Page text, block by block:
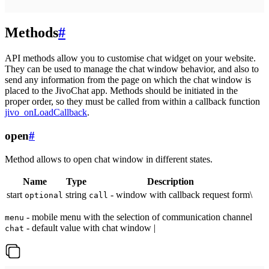
Methods#
API methods allow you to customise chat widget on your website.
They can be used to manage the chat window behavior, and also to
send any information from the page on which the chat window is
placed to the JivoChat app. Methods should be initiated in the
proper order, so they must be called from within a callback function
jivo_onLoadCallback.
open#
Method allows to open chat window in different states.
Name Type
Description
start optional string call - window with callback request form\
menu - mobile menu with the selection of communication channel
chat - default value with chat window |